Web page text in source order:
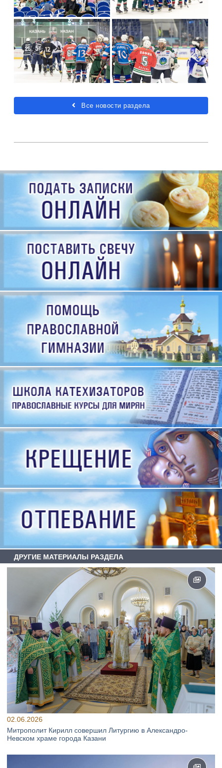
Все новости раздела
ДРУГИЕ МАТЕРИАЛЫ РАЗДЕЛА
02.06.2026
Митрополит Кирилл совершил Литургию в Александро-
Невском храме города Казани